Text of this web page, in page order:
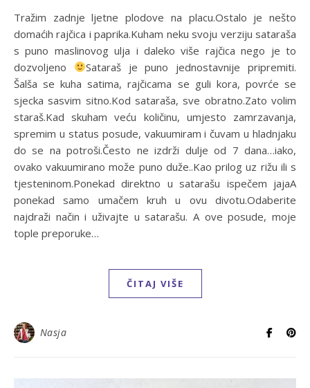
Tražim zadnje ljetne plodove na placu.Ostalo je nešto
domaćih rajčica i paprika.Kuham neku svoju verziju sataraša
s puno maslinovog ulja i daleko više rajčica nego je to
dozvoljeno
Sataraš je puno jednostavnije pripremiti.
Šalša se kuha satima, rajčicama se guli kora, povrće se
sjecka sasvim sitno.Kod sataraša, sve obratno.Zato volim
staraš.Kad skuham veću količinu, umjesto zamrzavanja,
spremim u status posude, vakuumiram i čuvam u hladnjaku
do se na potroši.Često ne izdrži dulje od 7 dana…iako,
ovako vakuumirano može puno duže..Kao prilog uz rižu ili s
tjesteninom.Ponekad direktno u satarašu ispečem jajaA
ponekad samo umačem kruh u ovu divotu.Odaberite
najdraži način i uživajte u satarašu. A ove posude, moje
tople preporuke…
ČITAJ VIŠE
Nasja